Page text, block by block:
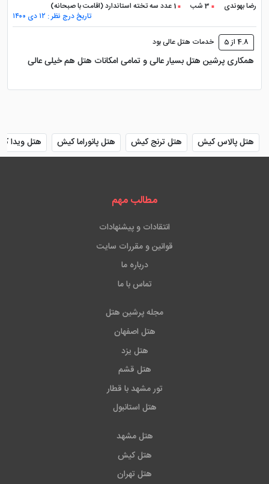
رضا بهوندی
3 شب
1 عدد سه تخته استاندارد (اقامت با صبحانه)
تاریخ درج نظر : ۱۲ دی ۱۴۰۰
4.8 از 5 خدمات هتل عالی بود
همکاری پرشین هتل بسیار عالی و تمامی امکانات هتل هم خیلی عالی
هتل پالاس کیش هتل ترنج کیش هتل پانوراما کیش هتل ویدا
مطالب مهم
انتقادات و پیشنهادات
قوانین و مقررات سایت
درباره ما
تماس با ما
مجله پرشین هتل
هتل اصفهان
هتل یزد
هتل قشم
تور مشهد با قطار
هتل استانبول
هتل مشهد
هتل کیش
هتل تهران